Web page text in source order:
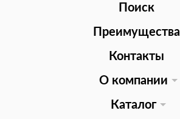
Поиск
Преимущества
Контакты
О компании
Каталог